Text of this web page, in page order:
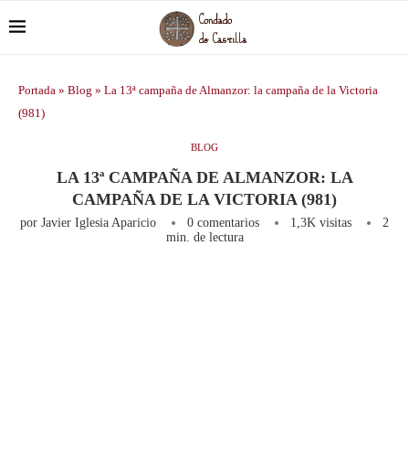
Portada » Blog » La 13ª campaña de Almanzor: la campaña de la Victoria
(981)
BLOG
LA 13ª CAMPAÑA DE ALMANZOR: LA
CAMPAÑA DE LA VICTORIA (981)
por Javier Iglesia Aparicio 0 comentarios 1,3K visitas
2
min. de lectura